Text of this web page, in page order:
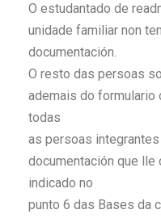
O estudantado de
unidade familiar non
documentación.
O resto das persoas
ademais do
todas
as persoas
documentación que lle
indicado no
punto 6 das Bases da